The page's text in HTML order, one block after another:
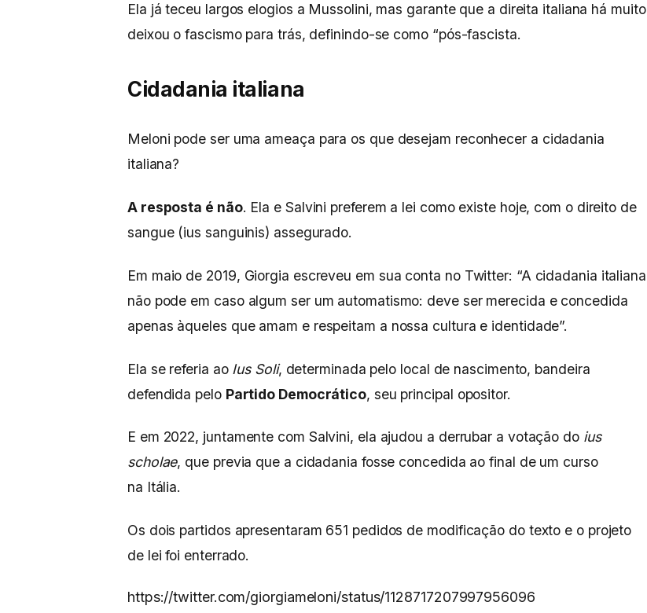
Ela já teceu largos elogios a Mussolini, mas garante que a direita italiana há muito
deixou o fascismo para trás, definindo-se como “pós-fascista.
Cidadania italiana
Meloni pode ser uma ameaça para os que desejam reconhecer a cidadania
italiana?
A resposta é não. Ela e Salvini preferem a lei como existe hoje, com o direito de
sangue (ius sanguinis) assegurado.
Em maio de 2019, Giorgia escreveu em sua conta no Twitter: “A cidadania italiana
não pode em caso algum ser um automatismo: deve ser merecida e concedida
apenas àqueles que amam e respeitam a nossa cultura e identidade”.
Ela se referia ao Ius Soli, determinada pelo local de nascimento, bandeira
defendida pelo Partido Democrático, seu principal opositor.
E em 2022, juntamente com Salvini, ela ajudou a derrubar a votação do ius
scholae, que previa que a cidadania fosse concedida ao final de um curso
na Itália.
Os dois partidos apresentaram 651 pedidos de modificação do texto e o projeto
de lei foi enterrado.
https://twitter.com/giorgiameloni/status/1128717207997956096